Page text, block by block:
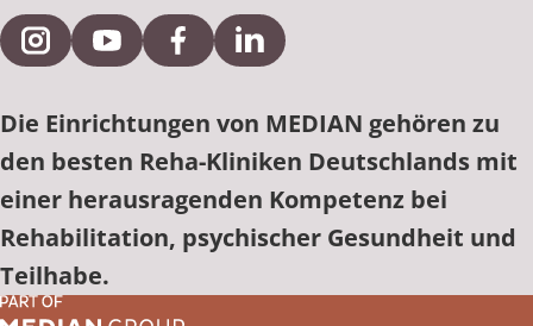
Externe Verlinkung zu Instagram
Externe Verlinkung zu YouTube
Externe Verlinkung zu Facebook
Externe Verlinkung zu
Die Einrichtungen von MEDIAN gehören zu
den besten Reha-Kliniken Deutschlands mit
einer herausragenden Kompetenz bei
Rehabilitation, psychischer Gesundheit und
Teilhabe.